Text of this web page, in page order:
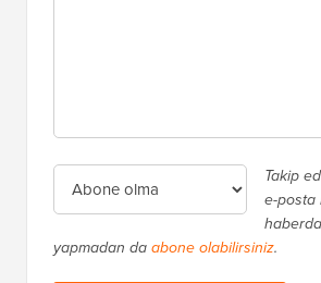
Takip
e-posta
yapmadan daabone olabilirsiniz.